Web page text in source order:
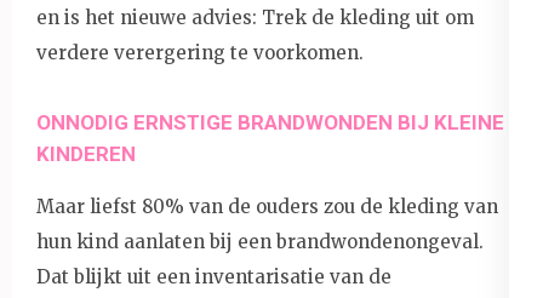
en is het nieuwe advies: Trek de kleding uit om
verdere verergering te voorkomen.
ONNODIG ERNSTIGE BRANDWONDEN BIJ KLEINE
KINDEREN
Maar liefst 80% van de ouders zou de kleding van
hun kind aanlaten bij een brandwondenongeval.
Dat blijkt uit een inventarisatie van de